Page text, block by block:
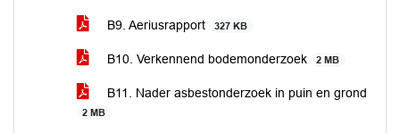
B9. Aeriusrapport 327 KB
B10. Verkennend bodemonderzoek 2 MB
B11. Nader asbestonderzoek in puin en grond
2 MB